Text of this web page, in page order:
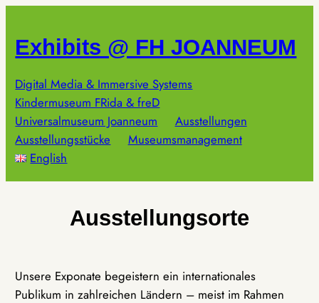
springen
Exhibits @ FH JOANNEUM
Digital Media & Immersive Systems
Kindermuseum FRida & freD
Universalmuseum Joanneum
Ausstellungen
Ausstellungsstücke
Museumsmanagement
English
Ausstellungsorte
Unsere Exponate begeistern ein internationales
Publikum in zahlreichen Ländern – meist im Rahmen